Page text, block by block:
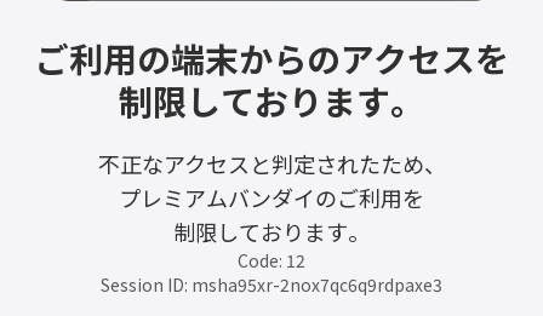
ご利用の端末からのアクセスを
制限しております。
不正なアクセスと判定されたため、
プレミアムバンダイのご利用を
制限しております。
Code: 12
Session ID: msha95xr-2nox7qc6q9rdpaxe3